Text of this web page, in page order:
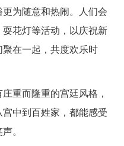
为随意和热闹。人们会
花灯等活动，以庆祝新
在一起，共度欢乐时
重而隆重的宫廷风格，
中到百姓家，都能感受
。